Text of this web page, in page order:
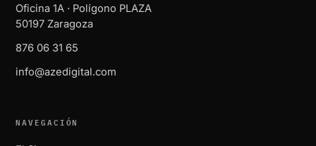
Oficina 1A · Polígono PLAZA
50197 Zaragoza
876 06 31 65
info@azedigital.com
NAVEGACIÓN